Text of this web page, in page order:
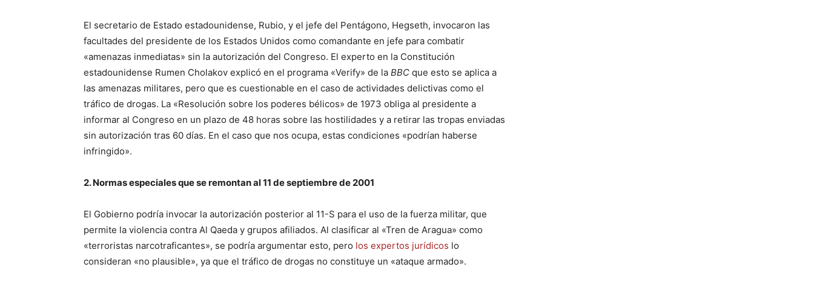
El secretario de Estado estadounidense, Rubio, y el jefe del Pentágono, Hegseth, invocaron las
facultades del presidente de los Estados Unidos como comandante en jefe para combatir
«amenazas inmediatas» sin la autorización del Congreso. El experto en la Constitución
estadounidense Rumen Cholakov explicó en el programa «Verify» de la BBC que esto se aplica a
las amenazas militares, pero que es cuestionable en el caso de actividades delictivas como el
tráfico de drogas. La «Resolución sobre los poderes bélicos» de 1973 obliga al presidente a
informar al Congreso en un plazo de 48 horas sobre las hostilidades y a retirar las tropas enviadas
sin autorización tras 60 días. En el caso que nos ocupa, estas condiciones «podrían haberse
infringido».
2. Normas especiales que se remontan al 11 de septiembre de 2001
El Gobierno podría invocar la autorización posterior al 11-S para el uso de la fuerza militar, que
permite la violencia contra Al Qaeda y grupos afiliados. Al clasificar al «Tren de Aragua» como
«terroristas narcotraficantes», se podría argumentar esto, pero los expertos jurídicos lo
consideran «no plausible», ya que el tráfico de drogas no constituye un «ataque armado».